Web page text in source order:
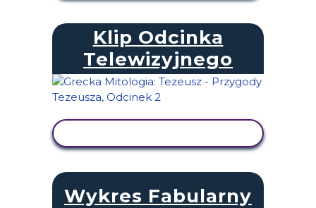
Klip Odcinka
Telewizyjnego
Wykres Fabularny